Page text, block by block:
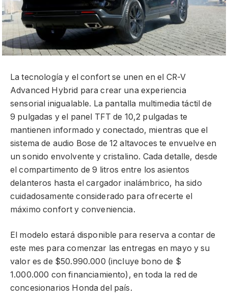
La tecnología y el confort se unen en el CR-V
Advanced Hybrid para crear una experiencia
sensorial inigualable. La pantalla multimedia táctil de
9 pulgadas y el panel TFT de 10,2 pulgadas te
mantienen informado y conectado, mientras que el
sistema de audio Bose de 12 altavoces te envuelve en
un sonido envolvente y cristalino. Cada detalle, desde
el compartimento de 9 litros entre los asientos
delanteros hasta el cargador inalámbrico, ha sido
cuidadosamente considerado para ofrecerte el
máximo confort y conveniencia.
El modelo estará disponible para reserva a contar de
este mes para comenzar las entregas en mayo y su
valor es de $50.990.000 (incluye bono de $
1.000.000 con financiamiento), en toda la red de
concesionarios Honda del país.